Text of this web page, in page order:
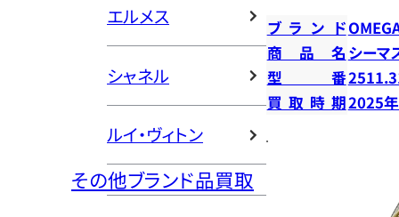
エルメス
シャネル
ルイ・ヴィトン
その他ブランド品買取
ブランド
商品名 シーマ
型番
買取時期2025